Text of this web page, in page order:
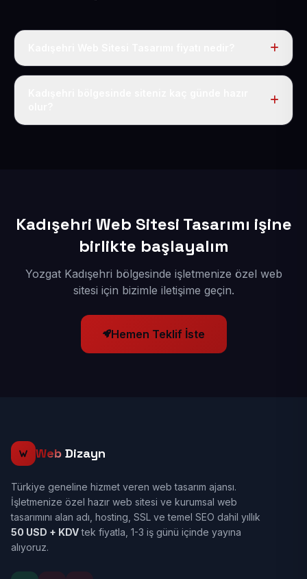
Tek fiyat uygulanır: yıllık 50 USD + KDV. Bu bedele alan
Kadışehri Web Sitesi Tasarımı işine
birlikte başlayalım
Yozgat Kadışehri bölgesinde işletmenize özel web
sitesi için bizimle iletişime geçin.
Hemen Teklif İste
Web Dizayn
Türkiye geneline hizmet veren web tasarım ajansı.
İşletmenize özel hazır web sitesi ve kurumsal web
tasarımını alan adı, hosting, SSL ve temel SEO dahil yıllık
50 USD + KDVtek fiyatla, 1-3 iş günü içinde yayına
alıyoruz.